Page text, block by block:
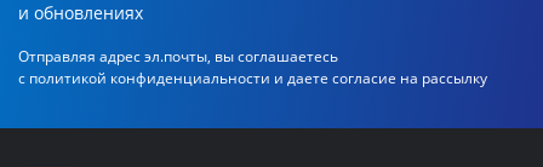
и обновлениях
Отправляя адрес эл.почты, вы соглашаетесь
с политикой конфиденциальности и даете согласие на рассылку